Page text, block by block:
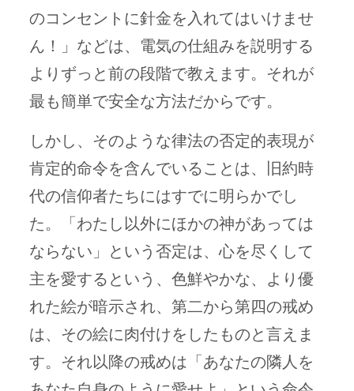
のコンセントに針金を入れてはいけませ
ん！」などは、電気の仕組みを説明する
よりずっと前の段階で教えます。それが
最も簡単で安全な方法だからです。
しかし、そのような律法の否定的表現が
肯定的命令を含んでいることは、旧約時
代の信仰者たちにはすでに明らかでし
た。「わたし以外にほかの神があっては
ならない」という否定は、心を尽くして
主を愛するという、色鮮やかな、より優
れた絵が暗示され、第二から第四の戒め
は、その絵に肉付けをしたものと言えま
す。それ以降の戒めは「あなたの隣人を